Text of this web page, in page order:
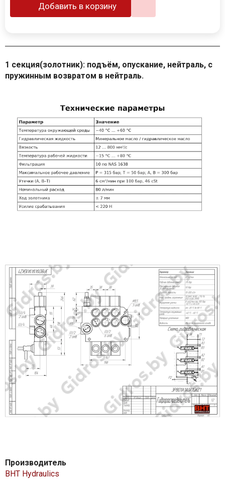
Добавить в корзину
1 секция(золотник): подъём, опускание, нейтраль, с
пружинным возвратом в нейтраль.
Производитель
BHT Hydraulics